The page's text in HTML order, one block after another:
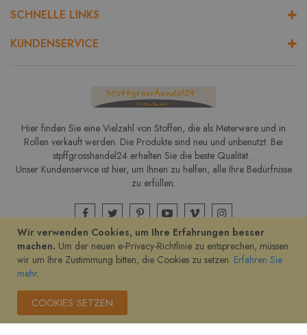
Wir verwenden Cookies, um Ihre Erfahrungen besser
machen. Um der neuen e-Privacy-Richtlinie zu entsprechen, müssen
wir um Ihre Zustimmung bitten, die Cookies zu setzen. Erfahren Sie
mehr.
COOKIES SETZEN
SCHNELLE LINKS
KUNDENSERVICE
Hier finden Sie eine Vielzahl von Stoffen, die als Meterware und in
Rollen verkauft werden. Die Produkte sind neu und unbenutzt. Bei
stpffgrosshandel24 erhalten Sie die beste Qualität. .
Unser Kundenservice ist hier, um Ihnen zu helfen, alle Ihre Bedürfnisse
zu erfüllen.
Copyright © stoffgrosshandel24.de